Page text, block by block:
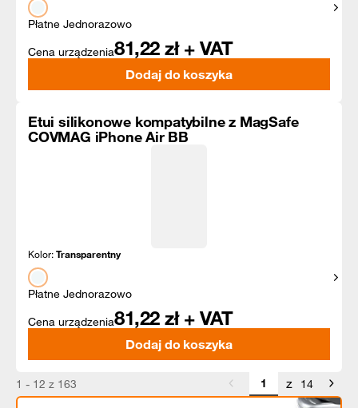
Płatne Jednorazowo
Cena urządzenia81,22 zł + VAT
Dodaj do koszyka
Etui silikonowe kompatybilne z MagSafe
COVMAG iPhone Air BB
Kolor:Transparentny
Płatne Jednorazowo
Cena urządzenia81,22 zł + VAT
Dodaj do koszyka
1 - 12 z 163 z 14